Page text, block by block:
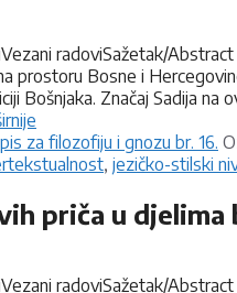
radoviSažetak/
prostoru Bosne i
Bošnjaka. Značaj Sadija
za filozofiju i gnozu br. 16.
, jezičko-stilski
priča u
radoviSažetak/Abstract